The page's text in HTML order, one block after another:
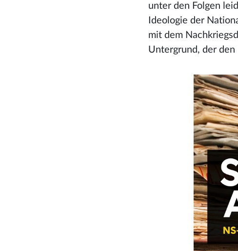
unter den Folgen
Ideologie der
mit dem
Untergrund, der den